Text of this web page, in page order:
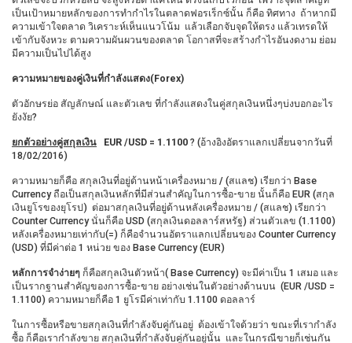
เป็นเป้าหมายหลักของการทำกำไรในตลาดฟอรเร็กซ์นั้น ก็คือ ทิศทาง ถ้าหากมี
ความเข้าใจตลาด วิเคราะห์เห็นแนวโน้ม แล้วเลือกจับจุดให้ตรง แล้วเทรดให้
เข้ากับจังหวะ ตามความผันผวนของตลาด โอกาสที่จะสร้างกำไรอันงดงาม ย่อม
มีความเป็นไปได้สูง
ความหมายของคู่เงินที่กำลังแสดง(Forex)
ตัวอักษรย่อ สัญลักษณ์ และตัวเลข ที่กำลังแสดงในคู่สกุลเงินหนึ่งๆบ่งบอกอะไร
ยังงัย?
ยกตัวอย่างคู่สกุลเงิน EUR /USD = 1.1100 ? (อ้างอิงอัตราแลกเปลี่ยนจากวันที่
18/02/2016)
ความหมายก็คือ สกุลเงินที่อยู่ด้านหน้าเครื่องหมาย / (สแลช) เรียกว่า Base
Currency ถือเป็นสกุลเงินหลักที่มีส่วนสำคัญในการซื้อ-ขาย นั้นก็คือ EUR (สกุล
เงินยูโรของยุโรป) ต่อมาสกุลเงินที่อยู่ด้านหลังเครื่องหมาย / (สแลช) เรียกว่า
Counter Currency นั่นก็คือ USD (สกุลเงินดอลลาร์สหรัฐ) ส่วนตัวเลข (1.1100)
หลังเครื่องหมายเท่ากับ(=) ก็คือจำนวนอัตราแลกเปลี่ยนของ Counter Currency
(USD) ที่มีค่าต่อ 1 หน่วย ของ Base Currency (EUR)
หลักการจำง่ายๆ ก็คือสกุลเงินตัวหน้า( Base Currency) จะมีค่าเป็น 1 เสมอ และ
เป็นรากฐานสำคัญของการซื้อ-ขาย อย่างเช่นในตัวอย่างด้านบน (EUR /USD =
1.1100) ความหมายก็คือ 1 ยูโรมีค่าเท่ากับ 1.1100 ดอลลาร์
ในการซื้อหรือขายสกุลเงินที่กำลังจับคู่กันอยู่ ต้องเข้าใจด้วยว่า ขณะที่เรากำลัง
ซื้อ ก็คือเรากำลังขาย สกุลเงินที่กำลังจับคู่กันอยู่นั้น และในกรณีขายก็เช่นกัน